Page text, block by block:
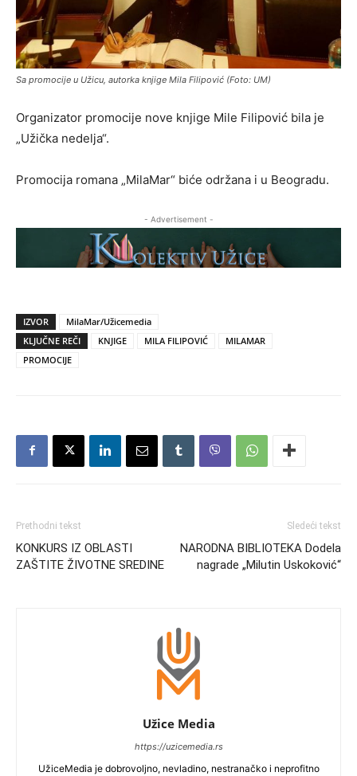
Sa promocije u Užicu, autorka knjige Mila Filipović (Foto: UM)
Organizator promocije nove knjige Mile Filipović bila je
„Užička nedelja“.
Promocija romana „MilaMar“ biće održana i u Beogradu.
- Advertisement -
IZVOR
MilaMar/Užicemedia
KLJUČNE REČI
KNJIGE MILA FILIPOVIĆ
MILAMAR
PROMOCIJE
Prethodni tekst
KONKURS IZ OBLASTI
ZAŠTITE ŽIVOTNE SREDINE
Sledeći tekst
NARODNA BIBLIOTEKA Dodela
nagrade „Milutin Uskoković“
Užice Media
https://uzicemedia.rs
UžiceMedia je dobrovoljno, nevladino, nestranačko i neprofitno